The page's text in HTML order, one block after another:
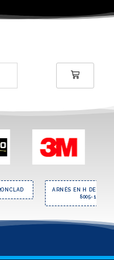
ARNÉS EN H DE
8005-1AL